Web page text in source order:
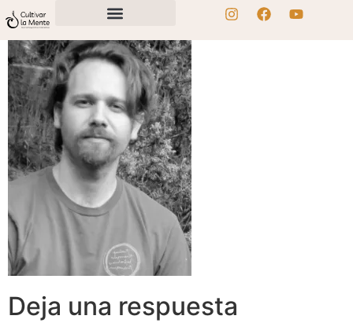
Deja una respuesta